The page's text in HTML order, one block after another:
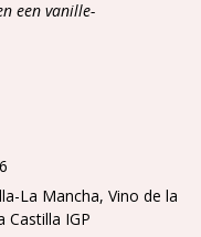
een vanille-
La Mancha Vino de la
Castilla IGP